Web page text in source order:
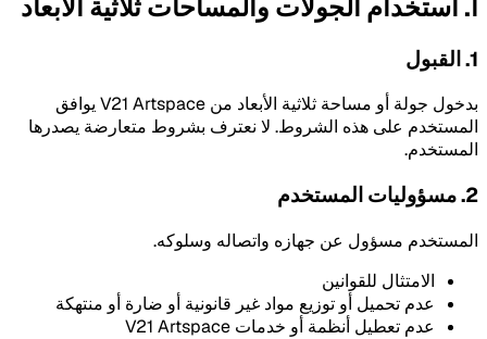
أ. استخدام الجولات والمساحات ثلاثية الأبعاد
1. القبول
بدخول جولة أو مساحة ثلاثية الأبعاد من V21 Artspace يوافق
المستخدم على هذه الشروط. لا نعترف بشروط متعارضة يصدرها
المستخدم.
2. مسؤوليات المستخدم
المستخدم مسؤول عن جهازه واتصاله وسلوكه.
الامتثال للقوانين
عدم تحميل أو توزيع مواد غير قانونية أو ضارة أو منتهكة
عدم تعطيل أنظمة أو خدمات V21 Artspace